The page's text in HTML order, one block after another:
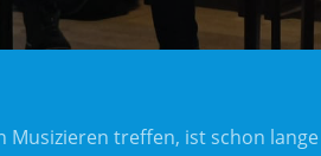
Musizieren treffen, ist schon